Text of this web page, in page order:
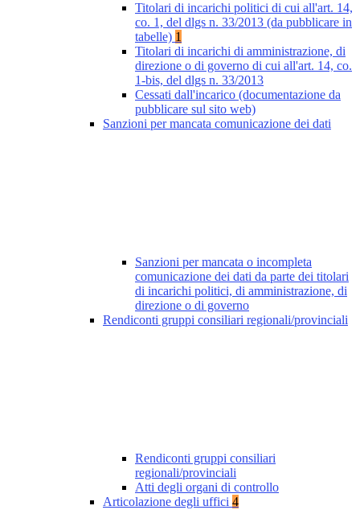
Titolari di incarichi politici di cui all'art. 14,
co. 1, del dlgs n. 33/2013 (da pubblicare in
tabelle) 1
Titolari di incarichi di amministrazione, di
direzione o di governo di cui all'art. 14, co.
1-bis, del dlgs n. 33/2013
Cessati dall'incarico (documentazione da
pubblicare sul sito web)
Sanzioni per mancata comunicazione dei dati
Sanzioni per mancata o incompleta
comunicazione dei dati da parte dei titolari
di incarichi politici, di amministrazione, di
direzione o di governo
Rendiconti gruppi consiliari regionali/provinciali
Rendiconti gruppi consiliari
regionali/provinciali
Atti degli organi di controllo
Articolazione degli uffici 4